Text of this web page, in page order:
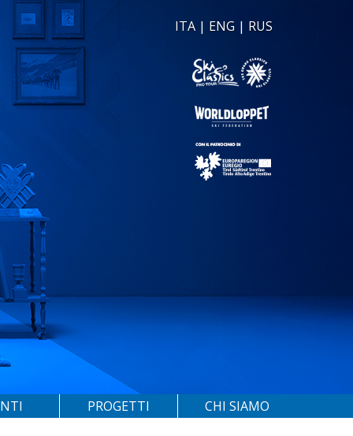
ITA | ENG | RUS
PROGETTI CHI SIAMO